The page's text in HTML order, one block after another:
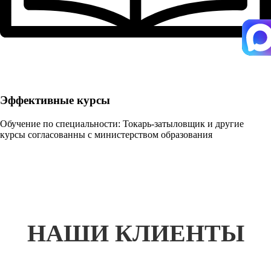
Эффективные курсы
Обучение по специальности: Токарь-затыловщик и другие
курсы согласованны с министерством образования
НАШИ КЛИЕНТЫ